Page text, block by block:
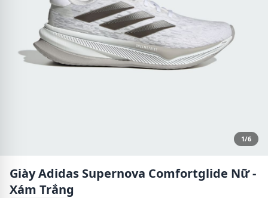
1/6
Giày Adidas Supernova Comfortglide Nữ -
Xám Trắng